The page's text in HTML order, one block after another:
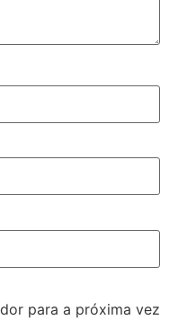
para a próxima vez